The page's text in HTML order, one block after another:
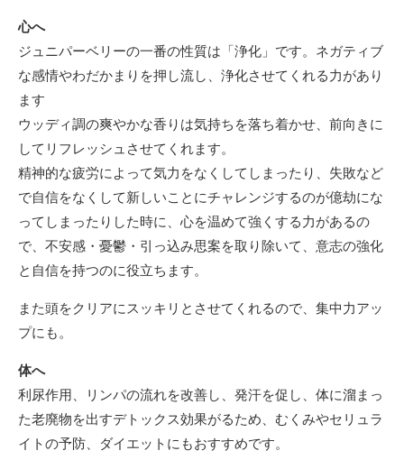
心へ
ジュニパーベリーの一番の性質は「浄化」です。ネガティブ
な感情やわだかまりを押し流し、浄化させてくれる力があり
ます
ウッディ調の爽やかな香りは気持ちを落ち着かせ、前向きに
してリフレッシュさせてくれます。
精神的な疲労によって気力をなくしてしまったり、失敗など
で自信をなくして新しいことにチャレンジするのが億劫にな
ってしまったりした時に、心を温めて強くする力があるの
で、不安感・憂鬱・引っ込み思案を取り除いて、意志の強化
と自信を持つのに役立ちます。
また頭をクリアにスッキリとさせてくれるので、集中力アッ
プにも。
体へ
利尿作用、リンパの流れを改善し、発汗を促し、体に溜まっ
た老廃物を出すデトックス効果がるため、むくみやセリュラ
イトの予防、ダイエットにもおすすめです。